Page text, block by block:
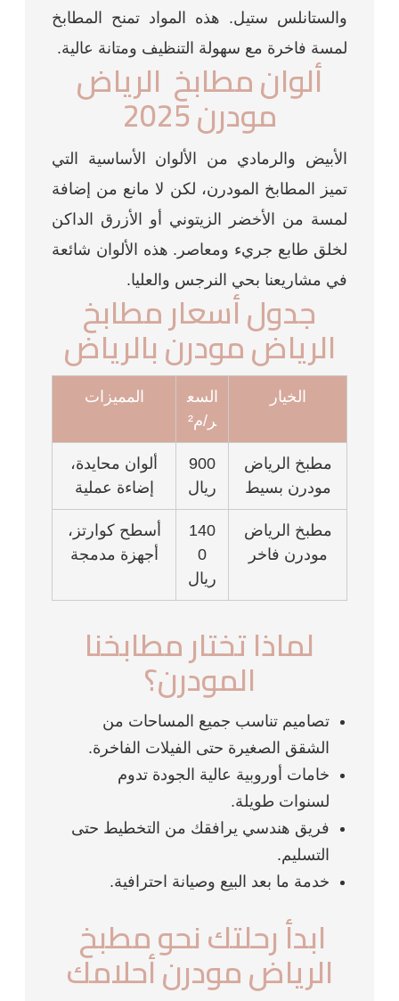
والستانلس ستيل. هذه المواد تمنح المطابخ
لمسة فاخرة مع سهولة التنظيف ومتانة عالية.
ألوان مطابخ الرياض
مودرن 2025
الأبيض والرمادي من الألوان الأساسية التي
تميز المطابخ المودرن، لكن لا مانع من إضافة
لمسة من الأخضر الزيتوني أو الأزرق الداكن
لخلق طابع جريء ومعاصر. هذه الألوان شائعة
في مشاريعنا بحي النرجس والعليا.
جدول أسعار مطابخ
الرياض مودرن بالرياض
الخيار
السع
ر/م²
المميزات
مطبخ الرياض
مودرن بسيط
900
ريال
ألوان محايدة،
إضاءة عملية
مطبخ الرياض
مودرن فاخر
140
0
ريال
أسطح كوارتز،
أجهزة مدمجة
لماذا تختار مطابخنا
المودرن؟
تصاميم تناسب جميع المساحات من
الشقق الصغيرة حتى الفيلات الفاخرة.
خامات أوروبية عالية الجودة تدوم
لسنوات طويلة.
فريق هندسي يرافقك من التخطيط حتى
التسليم.
خدمة ما بعد البيع وصيانة احترافية.
ابدأ رحلتك نحو مطبخ
الرياض مودرن أحلامك